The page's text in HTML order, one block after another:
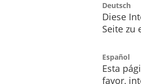
Deutsch
Diese
Seite zu
Español
Esta
favor,